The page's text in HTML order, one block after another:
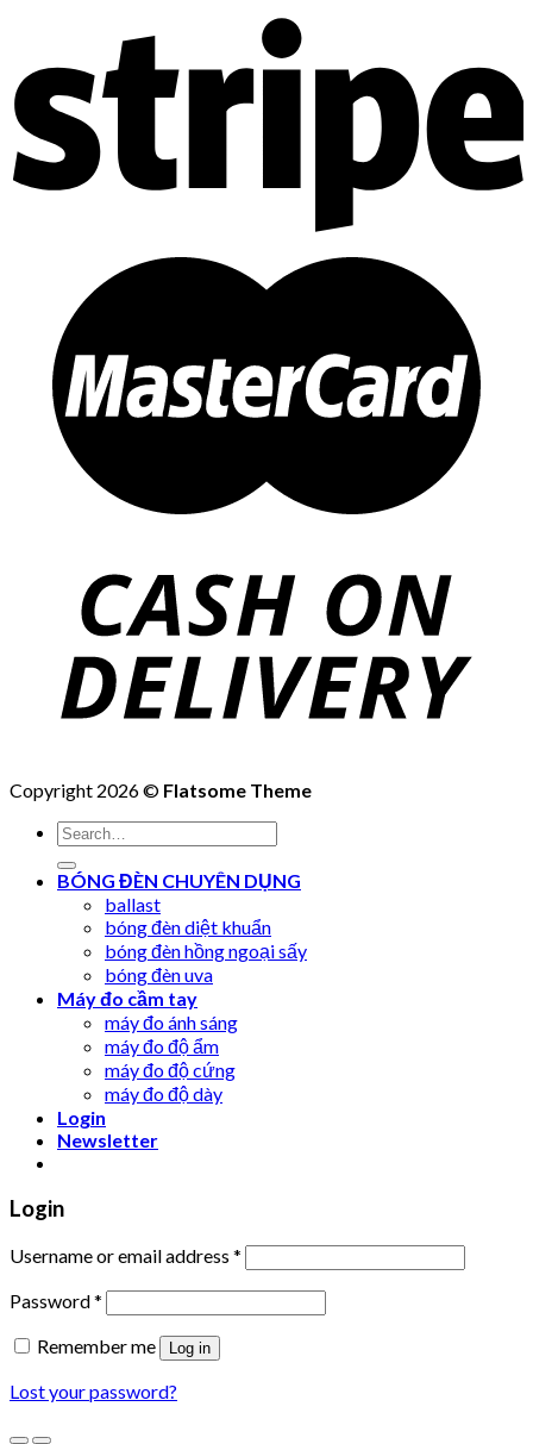
Copyright 2026 © Flatsome Theme
Search
for:
BÓNG ĐÈN CHUYÊN DỤNG
ballast
bóng đèn diệt khuẩn
bóng đèn hồng ngoại sấy
bóng đèn uva
Máy đo cầm tay
máy đo ánh sáng
máy đo độ ẩm
máy đo độ cứng
máy đo độ dày
Login
Newsletter
Login
Username or email address *
Password*
Remember me
Log in
Lost your password?